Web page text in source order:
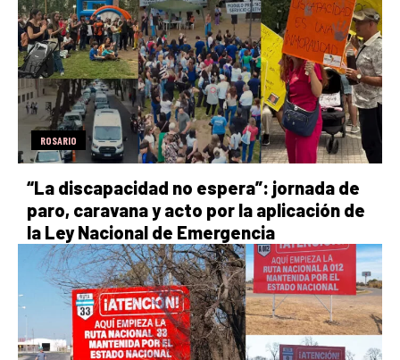
ROSARIO
“La discapacidad no espera”: jornada de
paro, caravana y acto por la aplicación de
la Ley Nacional de Emergencia